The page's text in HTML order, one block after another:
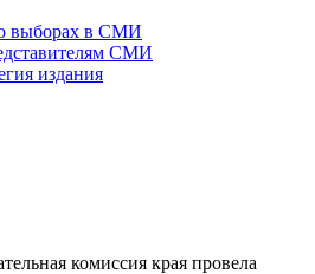
выборах в СМИ
СМИ
издания
комиссия края провела